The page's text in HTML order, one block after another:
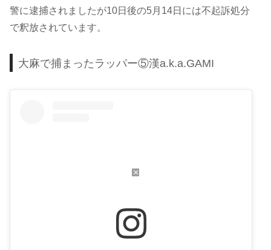
警に逮捕されましたが10日後の5月14日には不起訴処分
で釈放されています。
大麻で捕まったラッパー⑤漢a.k.a.GAMI
×